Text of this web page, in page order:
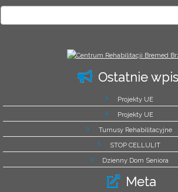
Ostatnie
Projekty UE
Projekty UE
Turnusy Rehabilitacyjne
STOP CELLULIT
Dzienny Dom Seniora
Meta